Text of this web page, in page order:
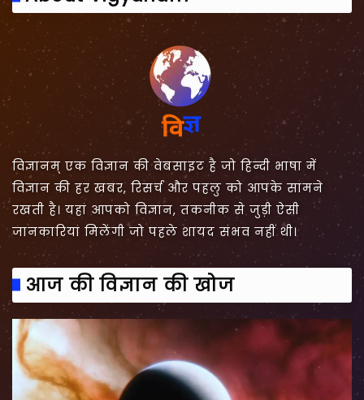
विज्ञानम् एक विज्ञान की वेबसाइट है जो हिन्दी भाषा में
विज्ञान की हर खबर, रिसर्च और पहलु को आपके सामने
रखती है। यहां आपको विज्ञान, तकनीक से जुड़ी ऐसी
जानकारियां मिलेंगी जो पहले शायद संभव नहीं थी।
आज की विज्ञान की खोज